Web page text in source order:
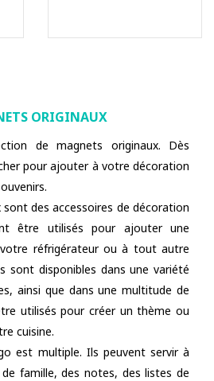
ORIGINAUX
de magnets originaux. Dès
pour ajouter à votre décoration
des accessoires de décoration
être utilisés pour ajouter une
réfrigérateur ou à tout autre
sont disponibles dans une variété
ainsi que dans une multitude de
utilisés pour créer un thème ou
cuisine.
est multiple. Ils peuvent servir à
famille, des notes, des listes de